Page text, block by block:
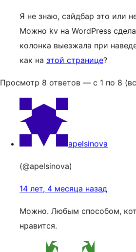
Я не знаю, сайдбар это или
Можно kv на WordPress
колонка выезжала при
как на этой странице?
Просмотр 8 ответов — с 1 по 8
apelsinova
(@apelsinova)
14 лет, 4 месяца назад
Можно. Любым способом,
нравится.